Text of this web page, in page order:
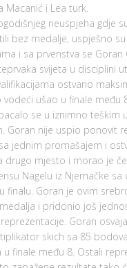
Macanić i Lea turk.
neuspjeha gdje
bez medalje, uspješno
i sa prvenstva se Goran
svijeta u disciplini
ostvario
ušao u finale među
se u iznimno teškim
Goran nije uspio ponovit
jednim promašajem i
drugo mjesto i morao je
Nagelu iz Njemačke sa
finalu. Goran je ovim
i pridonio još
Goran
skich sa 85
u finale među 8. Ostali